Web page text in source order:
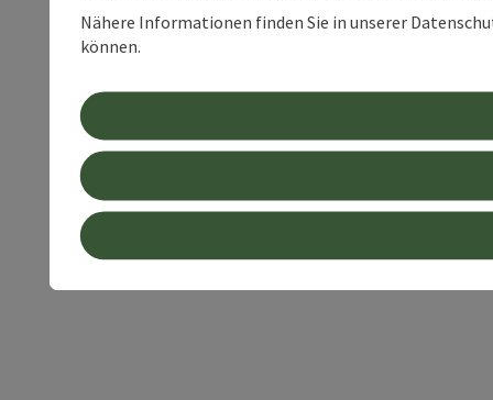
Nähere Informationen finden Sie in unserer
können.